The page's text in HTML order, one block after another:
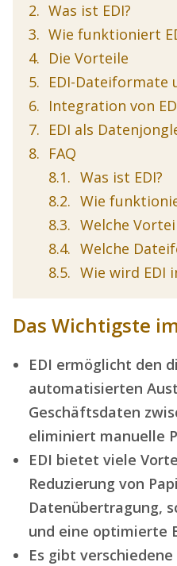
Was ist EDI?
Wie funktioniert
Die Vorteile
EDI-Dateiformate
Integration von
EDI als
FAQ
Was ist EDI?
Wie
Welche
Welche
Wie wird EDI
Das Wichtigste
EDI ermöglicht den
automatisierten
Geschäftsdaten
eliminiert manuelle
EDI bietet viele
Reduzierung von
Datenübertragung,
und eine optimierte
Es gibt